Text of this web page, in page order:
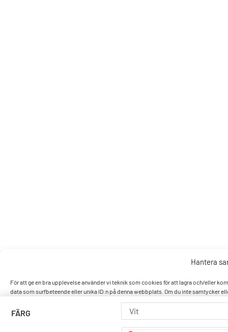
Hantera
För att ge en bra upplevelse använder vi teknik som cookies för att lagra och/eller
data som surfbeteende eller unika ID:n på denna webbplats. Om du inte samtycker
FÄRG Vit